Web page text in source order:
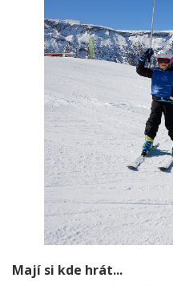
Mají si kde hrát...